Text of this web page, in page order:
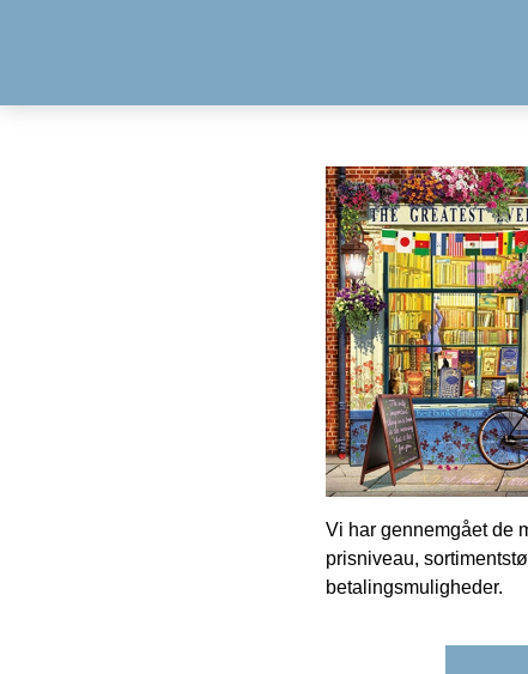
Vi har gennemgået de
prisniveau,
betalingsmuligheder.